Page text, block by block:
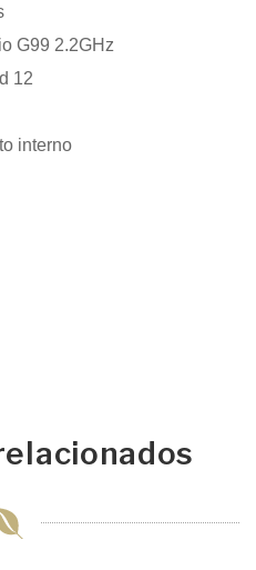
G99 2.2GHz
12
interno